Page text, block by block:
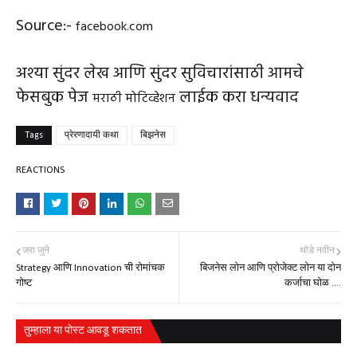
Source:- facebook.com
अश्या सुंदर लेख आणि सुंदर सुविचारांसाठी आमचे
फेसबुक पेजमराठी मोटिव्हेशनलाईक करा धन्यवाद
Tags प्रेरणादायी कथा बिझनेस
REACTIONS
थोडे नवीन
बिजनेस लोन आणि प्रोजेक्ट लोन या दोन
कर्जाचा घोळ ....
जरा जुने
Strategy आणि Innovation ची रोमांचक
गोष्ट
तुम्‍हाला या पोस्‍ट आवडू शकतात